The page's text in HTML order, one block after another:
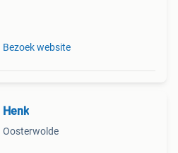
Bezoek website
Henk
Oosterwolde